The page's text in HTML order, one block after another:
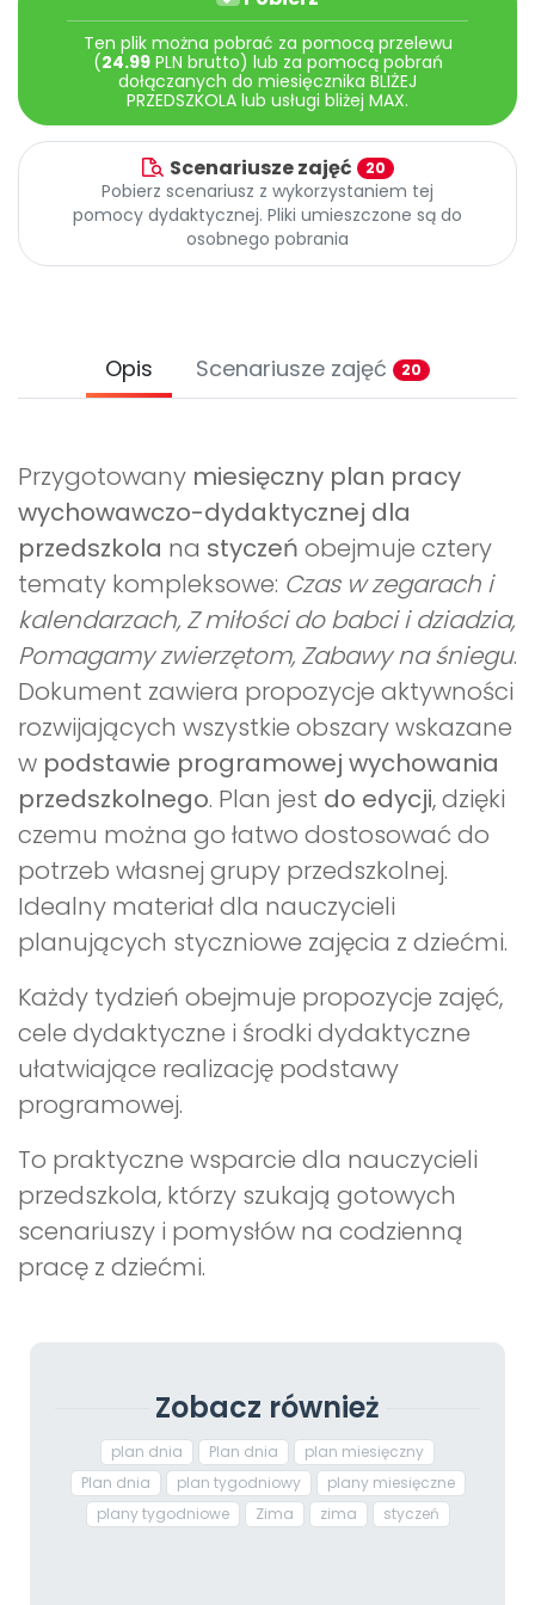
Archiwalne numery
Pomoc
Promocje
Ten plik można pobrać za pomocą przelewu
(24.99PLN brutto) lub za pomocą pobrań
dołączanych do miesięcznika BLIŻEJ
PRZEDSZKOLA lub usługi bliżej MAX.
Scenariusze zajęć 20
Pobierz scenariusz z wykorzystaniem tej
pomocy dydaktycznej. Pliki umieszczone są do
osobnego pobrania
Opis Scenariusze zajęć 20
Przygotowany miesięczny plan pracy
wychowawczo-dydaktycznej dla
przedszkola na styczeń obejmuje cztery
tematy kompleksowe: Czas w zegarach i
kalendarzach, Z miłości do babci i dziadzia,
Pomagamy zwierzętom, Zabawy na śniegu.
Dokument zawiera propozycje aktywności
rozwijających wszystkie obszary wskazane
w podstawie programowej wychowania
przedszkolnego. Plan jest do edycji, dzięki
czemu można go łatwo dostosować do
potrzeb własnej grupy przedszkolnej.
Idealny materiał dla nauczycieli
planujących styczniowe zajęcia z dziećmi.
Każdy tydzień obejmuje propozycje zajęć,
cele dydaktyczne i środki dydaktyczne
ułatwiające realizację podstawy
programowej.
To praktyczne wsparcie dla nauczycieli
przedszkola, którzy szukają gotowych
scenariuszy i pomysłów na codzienną
pracę z dziećmi.
Zobacz również
plan dnia Plan dnia
plan miesięczny
Plan dnia
plan tygodniowy
plany miesięczne
plany tygodniowe
Zima zima styczeń